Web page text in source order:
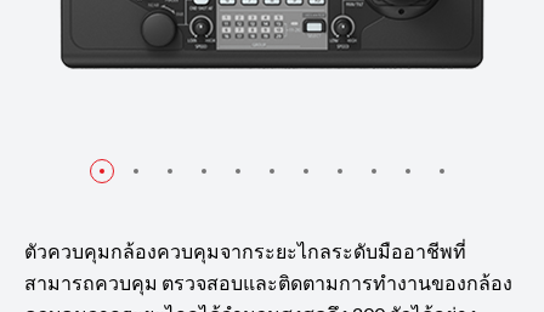
ตัวควบคุมกล้องควบคุมจากระยะไกลระดับมืออาชีพที่
สามารถควบคุม ตรวจสอบและติดตามการทำงานของกล้อง